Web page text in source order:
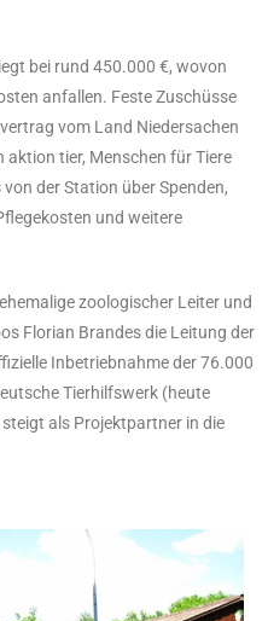
bei rund 450.000 €, wovon
anfallen. Feste Zuschüsse
vom Land Niedersachen
tier, Menschen für Tiere
der Station über Spenden,
und weitere
zoologischer Leiter und
Florian Brandes die Leitung der
Inbetriebnahme der 76.000
Tierhilfswerk (heute
als Projektpartner in die